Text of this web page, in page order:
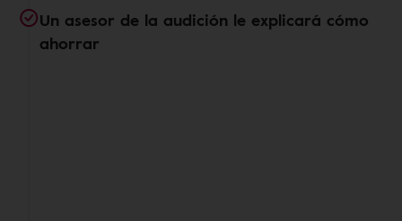
Un asesor de la audición le explicará cómo
ahorrar